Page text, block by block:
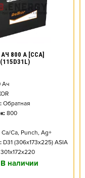
АЧ 800 А [CCA]
Ач
Обратная
800
Ca/Ca, Punch, Ag+
D31 (306x173x225) ASIA
301x172x220
В наличии